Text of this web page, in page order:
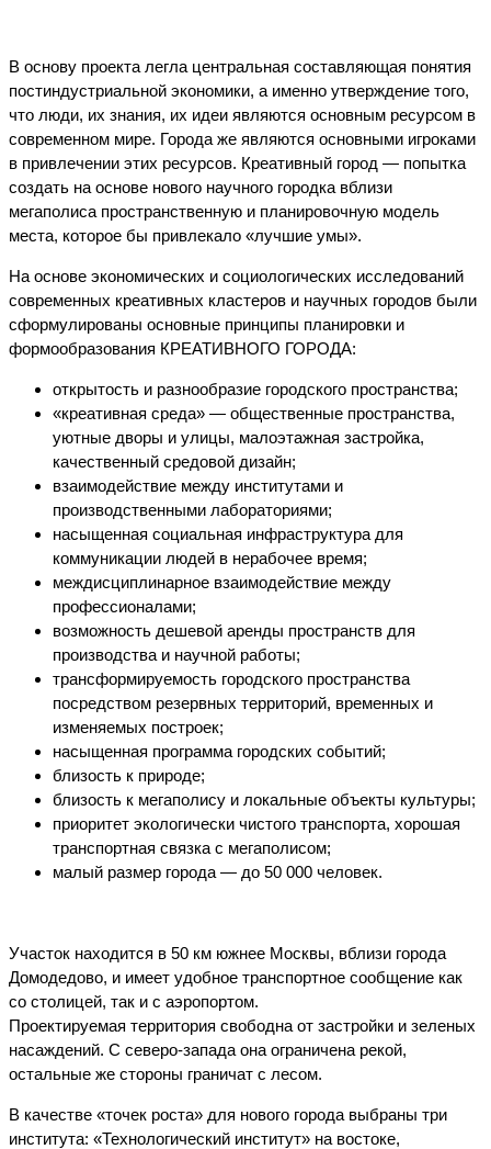
В основу проекта легла центральная составляющая понятия
постиндустриальной экономики, а именно утверждение того,
что люди, их знания, их идеи являются основным ресурсом в
современном мире. Города же являются основными игроками
в привлечении этих ресурсов. Креативный город — попытка
создать на основе нового научного городка вблизи
мегаполиса пространственную и планировочную модель
места, которое бы привлекало «лучшие умы».
На основе экономических и социологических исследований
современных креативных кластеров и научных городов были
сформулированы основные принципы планировки и
формообразования КРЕАТИВНОГО ГОРОДА:
открытость и разнообразие городского пространства;
«креативная среда» — общественные пространства,
уютные дворы и улицы, малоэтажная застройка,
качественный средовой дизайн;
взаимодействие между институтами и
производственными лабораториями;
насыщенная социальная инфраструктура для
коммуникации людей в нерабочее время;
междисциплинарное взаимодействие между
профессионалами;
возможность дешевой аренды пространств для
производства и научной работы;
трансформируемость городского пространства
посредством резервных территорий, временных и
изменяемых построек;
насыщенная программа городских событий;
близость к природе;
близость к мегаполису и локальные объекты культуры;
приоритет экологически чистого транспорта, хорошая
транспортная связка с мегаполисом;
малый размер города — до 50 000 человек.
Участок находится в 50 км южнее Москвы, вблизи города
Домодедово, и имеет удобное транспортное сообщение как
со столицей, так и с аэропортом.
Проектируемая территория свободна от застройки и зеленых
насаждений. С северо-запада она ограничена рекой,
остальные же стороны граничат с лесом.
В качестве «точек роста» для нового города выбраны три
института: «Технологический институт» на востоке,